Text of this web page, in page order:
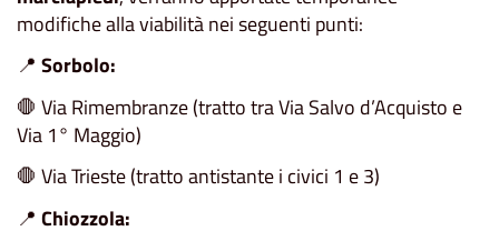
modifiche alla viabilità nei seguenti punti:
📍 Sorbolo:
🛑 Via Rimembranze (tratto tra Via Salvo d’Acquisto e
Via 1° Maggio)
🛑 Via Trieste (tratto antistante i civici 1 e 3)
📍 Chiozzola: